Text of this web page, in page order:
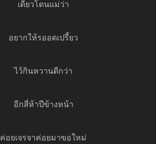
เดี๋ยวโดนแม่ว่า
อยากให้รออดเปรี้ยว
ไว้กินหวานดีกว่า
อีกสี่ห้าปีข้างหน้า
ค่อยเจรจาค่อยมาขอใหม่